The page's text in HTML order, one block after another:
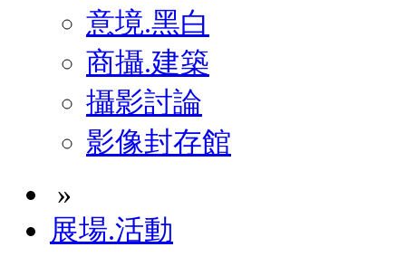
意境.黑白
商攝.建築
攝影討論
影像封存館
»
展場.活動